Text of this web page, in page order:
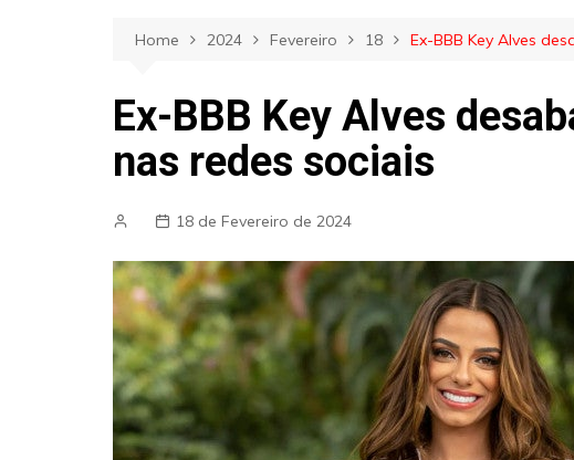
Home 2024 Fevereiro 18 Ex-BBB Key Alves
Ex-BBB Key Alves
nas redes sociais
18 de Fevereiro de 2024